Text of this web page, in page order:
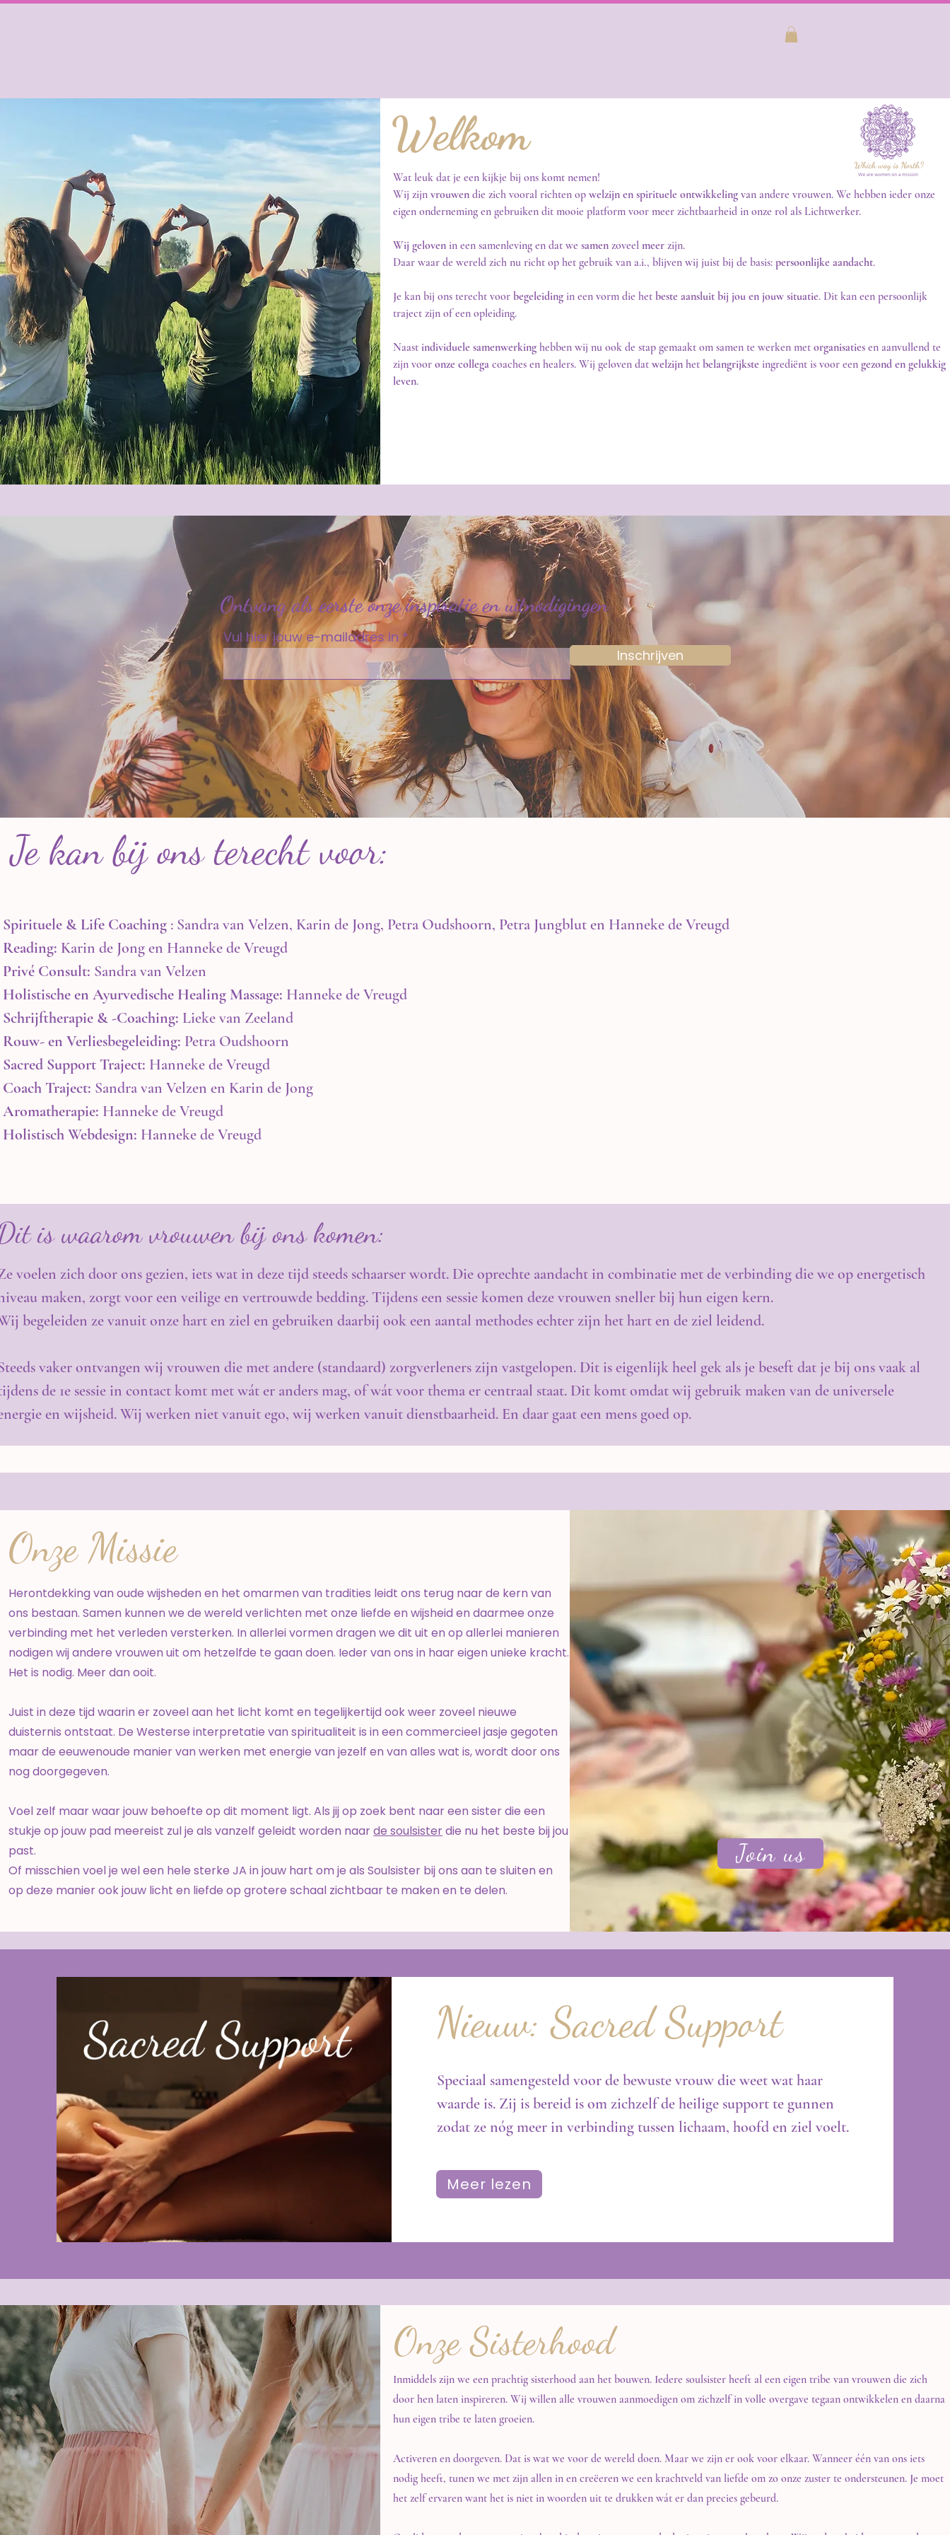
Welkom
Wat leuk dat je een kijkje bij ons komt nemen!
Wij zijn vrouwendie zich vooral richten op welzijn en spirituele ontwikkeling van andere vrouwen.We hebben ieder onze
eigen onderneming en gebruiken dit mooie platform voor meer zichtbaarheid in onze rol als Lichtwerker.
Wij gelovenin een samenleving en dat we samenzoveel meer zijn.
Daar waar de wereld zich nu richt op het gebruik van a.i., blijven wij juist bij de basis: persoonlijke aandacht.
​Je kan bij ons terecht voor begeleidingin een vorm die het beste aansluit bij jou en jouw situatie. Dit kan een persoonlijk
traject zijn of een opleiding.
Naast individuele samenwerkinghebben wij nu ook de stap gemaakt om samen te werken met organisatiesen aanvullend te
zijn voor onze collegacoaches en healers. Wij geloven dat welzijnhet belangrijkste ingrediënt is voor een gezond en gelukkig
leven.
Ontvang als eerste onze inspiratie en uitnodigingen
Vul hier jouw e-mailadres in
Inschrijven
Je kan bij ons terecht voor:
Spirituele & Life Coaching : Sandra van Velzen, Karin de Jong, Petra Oudshoorn, Petra Jungbluten Hanneke de Vreugd
Reading: Karin de Jongen Hanneke de Vreugd
Privé Consult: Sandra van Velzen
Holistische en Ayurvedische Healing Massage: Hanneke de Vreugd
Schrijftherapie & -Coaching: Lieke van Zeeland
Rouw- en Verliesbegeleiding: Petra Oudshoorn
Sacred Support Traject: Hanneke de Vreugd
Coach Traject: Sandra van Velzen en Karin de Jong
Aromatherapie: Hanneke de Vreugd
Holistisch Webdesign: Hanneke de Vreugd
is waarom vrouwen bij ons komen:
voelen zich door ons gezien, iets wat in deze tijd steeds schaarser wordt. Die oprechte aandacht in combinatie met de verbinding die we op energetisch
maken, zorgt voor een veilige en vertrouwde bedding. Tijdens een sessie komen deze vrouwen sneller bij hun eigen kern.
begeleiden ze vanuit onze hart en ziel en gebruiken daarbij ook een aantal methodes echter zijn het hart en de ziel leidend.
vaker ontvangen wij vrouwen die met andere (standaard) zorgverleners zijn vastgelopen. Dit is eigenlijk heel gek als je beseft dat je bij ons vaak al
de 1e sessie in contact komt met wát er anders mag, of wát voor thema er centraal staat. Dit komt omdat wij gebruik maken van de universele
en wijsheid. Wij werken niet vanuit ego, wij werken vanuit dienstbaarheid. En daar gaat een mens goed op.
Onze Missie
Herontdekking van oude wijsheden en het omarmen van tradities leidt ons terug naar de kern van
ons bestaan. Samen kunnen we de wereld verlichten met onze liefde en wijsheid en daarmee onze
verbinding met het verleden versterken. In allerlei vormen dragen we dit uit en op allerlei manieren
nodigen wij andere vrouwen uit om hetzelfde te gaan doen. Ieder van ons in haar eigen unieke kracht.
Het is nodig. Meer dan ooit.
Juist in deze tijd waarin er zoveel aan het licht komt en tegelijkertijd ook weer zoveel nieuwe
duisternis ontstaat. De Westerse interpretatie van spiritualiteit is in een commercieel jasje gegoten
maar de eeuwenoude manier van werken met energie van jezelf en van alles wat is, wordt door ons
nog doorgegeven.
Voel zelf maar waar jouw behoefte op dit moment ligt. Als jij op zoek bent naar een sister die een
stukje op jouw pad meereist zul je als vanzelf geleidt worden naarde soulsisterdie nu het beste bij jou
past.
Of misschien voel je wel een hele sterke JA in jouw hart om je als Soulsister bij ons aan te sluiten en
op deze manier ook jouw licht en liefde op grotere schaal zichtbaar te maken en te delen.
Join us
Nieuw: Sacred Support
Speciaal samengesteld voor de bewuste vrouw die weet wat haar
waarde is. Zij is bereid is om zichzelf de heilige support te gunnen
zodat ze nóg meer in verbinding tussen lichaam, hoofd en ziel voelt.
Meer lezen
Onze Sisterhood
Inmiddels zijn we een prachtig sisterhood aan het bouwen. Iedere soulsister heeft al een eigen tribe van vrouwen die zich
door hen laten inspireren. Wij willen alle vrouwen aanmoedigen om zichzelf in volle overgave tegaan ontwikkelen en daarna
hun eigen tribe te laten groeien.
Activeren en doorgeven. Dat is wat we voor de wereld doen. Maar we zijn er ook voor elkaar. Wanneer één van ons iets
nodig heeft, tunen we met zijn allen in en creëeren we een krachtveld van liefde om zo onze zuster te ondersteunen. Je moet
het zelf ervaren want het is niet in woorden uit te drukken wát er dan precies gebeurd.